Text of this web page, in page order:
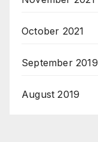
October 2021
September 2019
August 2019